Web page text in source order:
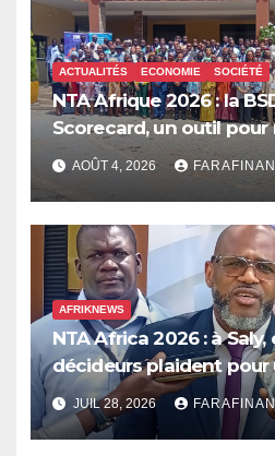
ACTUALITÉS ECONOMIE SOCIÉTÉ
NTA Afrique 2026 : la
Scorecard, un outil
dépenses publiques
AOÛT 4, 2026
AFRIKNEWS
NTA Africa 2026 : à
décideurs plaident pour
prise en compte de
en Afrique
JUIL 28, 2026